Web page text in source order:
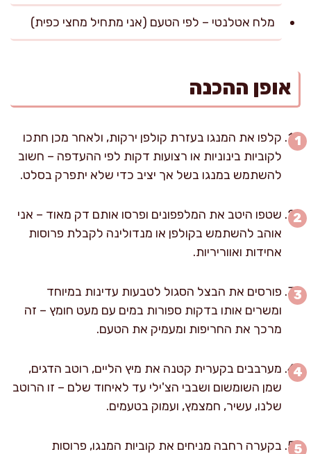
מלח אטלנטי – לפי הטעם (אני מתחיל מחצי כפית)
אופן ההכנה
קלפו את המנגו בעזרת קולפן ירקות, ולאחר מכן חתכו
לקוביות בינוניות או רצועות דקות לפי ההעדפה – חשוב
להשתמש במנגו בשל אך יציב כדי שלא יתפרק בסלט.
שטפו היטב את המלפפונים ופרסו אותם דק מאוד – אני
אוהב להשתמש בקולפן או מנדולינה לקבלת פרוסות
אחידות ואווריריות.
פורסים את הבצל הסגול לטבעות עדינות במיוחד
ומשרים אותו בדקות ספורות במים עם מעט חומץ – זה
מרכך את החריפות ומעמיק את הטעם.
מערבבים בקערית קטנה את מיץ הליים, רוטב הדגים,
שמן השומשום ושבבי הצ'ילי עד לאיחוד שלם – זו הרוטב
שלנו, עשיר, חמצמץ, ועמוק בטעמים.
בקערה רחבה מניחים את קוביות המנגו, פרוסות